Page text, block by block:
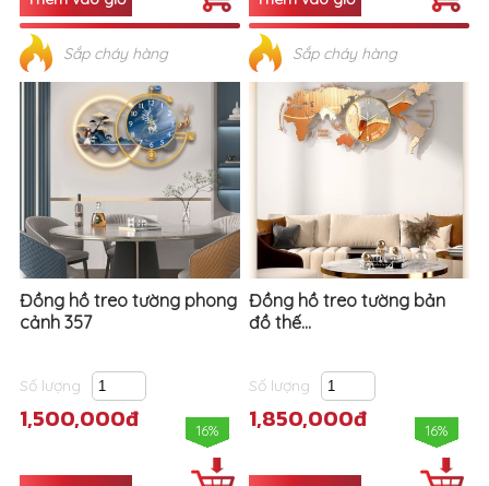
Sắp cháy hàng Sắp cháy hàng
Đồng hồ treo tường phong
cảnh 357
Số lượng
1,500,000đ 16%
Đồng hồ treo tường bản
đồ thế...
Số lượng
1,850,000đ 16%